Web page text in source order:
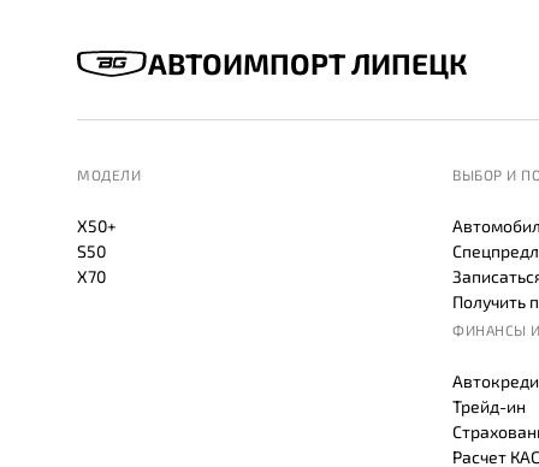
АВТОИМПОРТ ЛИПЕЦК
МОДЕЛИ
X50+
S50
X70
ВЫБОР И
Получить
ФИНАНСЫ
Трейд-ин
Расчет